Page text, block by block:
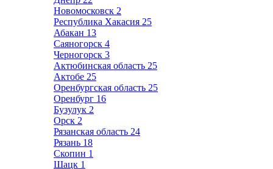
Новомосковск 2
Республика Хакасия 25
Абакан 13
Саяногорск 4
Черногорск 3
Актюбинская область 25
Актобе 25
Оренбургская область 25
Оренбург 16
Бузулук 2
Орск 2
Рязанская область 24
Рязань 18
Скопин 1
Шацк 1